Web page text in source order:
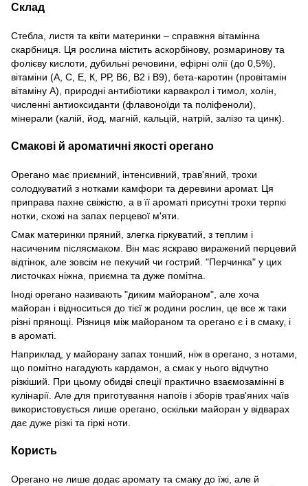
Склад
Стебла, листя та квіти материнки – справжня вітамінна
скарбниця. Ця рослина містить аскорбінову, розмаринову та
фолієву кислоти, дубильні речовини, ефірні олії (до 0,5%),
вітаміни (А, С, Е, К, РР, В6, В2 і В9), бета-каротин (провітамін
вітаміну А), природні антибіотики карвакрол і тимол, холін,
численні антиоксиданти (флавоноїди та поліфеноли),
мінерали (калій, йод, магній, кальцій, натрій, залізо та цинк).
Смакові й ароматичні якості орегано
Орегано має приємний, інтенсивний, трав'яний, трохи
солодкуватий з нотками камфори та деревини аромат. Ця
приправа пахне свіжістю, а в її ароматі присутні трохи терпкі
нотки, схожі на запах перцевої м'яти.
Смак материнки пряний, злегка гіркуватий, з теплим і
насиченим післясмаком. Він має яскраво виражений перцевий
відтінок, але зовсім не пекучий чи гострий. "Перчинка" у цих
листочках ніжна, приємна та дуже помітна.
Іноді орегано називають "диким майораном", але хоча
майоран і відноситься до тієї ж родини рослин, це все ж таки
різні прянощі. Різниця між майораном та орегано є і в смаку, і
в ароматі.
Наприклад, у майорану запах тонший, ніж в орегано, з нотами,
що помітно нагадують кардамон, а смак у нього відчутно
різкіший. При цьому обидві спеції практично взаємозамінні в
кулінарії. Але для приготування напоїв і зборів трав'яних чаїв
використовується лише орегано, оскільки майоран у відварах
дає дуже різкі та гіркі ноти.
Користь
Орегано не лише додає аромату та смаку до їжі, але й